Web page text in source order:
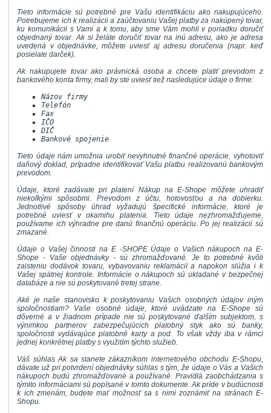
Tieto informácie sú potrebné pre Vašu identifikáciu ako nakupujúceho.
Potrebujeme ich k realizácii a zaúčtovaniu Vašej platby za nakúpený tovar,
ku komunikácii s Vami a k tomu, aby sme Vám mohli v poriadku doručiť
objednaný tovar. Ak si želáte doručiť tovar na inú adresu, ako je adresa
uvedená v objednávke, môžete uviesť aj adresu doručenia (napr. keď
posielate darček).
Ak nakupujete tovar ako právnická osoba a chcete platiť prevodom z
bankového konta firmy, mali by ste uviesť tiež nasledujúce údaje o firme:
Názov firmy
Telefón
Fax
IČO
DIČ
Bankové spojenie
Tieto údaje nám umožnia urobiť nevyhnutné finančné operácie, vyhotoviť
daňový doklad, prípadne identifikovať Vašu platbu realizovanú bankovým
prevodom.
Údaje, ktoré zadávate pri platení Nákup na E-Shope môžete uhradiť
niekoľkými spôsobmi. Prevodom z účtu, hotovosťou a na dobierku.
Jednotlivé spôsoby úhrad vyžadujú špecifické informácie, ktoré je
potrebné uviesť v okamihu platenia. Tieto údaje nezhromažďujeme,
používame ich výhradne pre danú finančnú operáciu. Po jej realizácii sú
zmazané.
Údaje o Vašej činnosti na E -SHOPE Údaje o Vašich nákupoch na E-
Shope - Vaše objednávky - sú zhromažďované. Je to potrebné kvôli
zaisteniu dodávok tovaru, vybavovaniu reklamácií a napokon slúžia i k
Vašej spätnej kontrole. Informácie o nákupoch sú ukladané v bezpečnej
databáze a nie sú poskytované tretej strane.
Aké je naše stanovisko k poskytovaniu Vašich osobných údajov iným
spoločnostiam? Vaše osobné údaje, ktoré uvádzate na E-Shope sú
dôverné a v žiadnom prípade nie sú poskytované ďalším subjektom, s
výnimkou partnerov zabezpečujúcich platobný styk ako sú banky,
spoločnosti vydávajúce platobné karty a pod. To však vždy iba v rámci
jednej konkrétnej platby s využitím týchto služieb.
Váš súhlas Ak sa stanete zákazníkom internetového obchodu E-Shopu,
dávate už pri potvrdení objednávky súhlas s tým, že údaje o Vás a Vašich
nákupoch budú zhromažďované a používané. Pravidlá zaobchádzania s
týmito informáciami sú popísané v tomto dokumente. Ak príde v budúcnosti
k ich zmenám, budete mať možnosť sa s nimi zoznámiť na stránach E-
Shopu.